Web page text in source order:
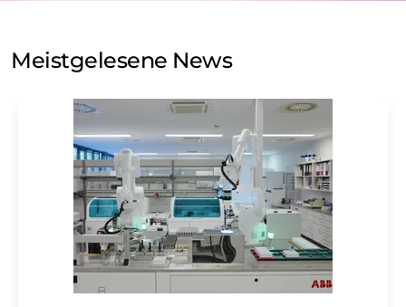
auf Basis unsererDatenschutzerklärung. LUMITOS darf
Meinungsforschung per E-Mail kontaktieren. Ihre
Einwilligung können Sie jederzeit ohne Angabe von
Str. 2, 12489 Berlin oder per E-Mail unter
widerruf@lumitos.commit Wirkung für die Zukunft
widerrufen. Zudem ist in jeder E-Mail ein Link zur
Abbestellung des entsprechenden Newsletters
enthalten.
Meistgelesene News